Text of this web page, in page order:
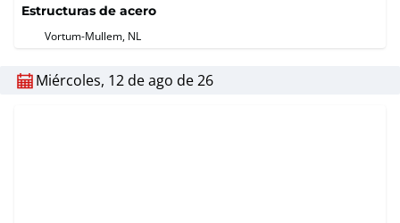
Estructuras de acero
Vortum-Mullem, NL
Miércoles, 12 de ago de 26